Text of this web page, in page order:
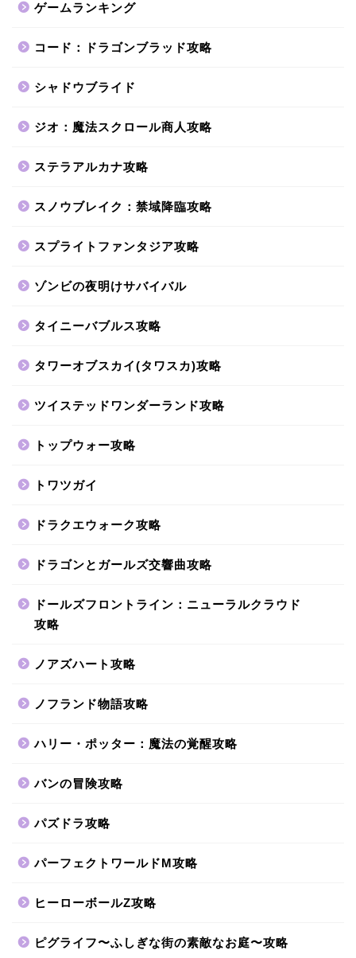
ゲームランキング
コード：ドラゴンブラッド攻略
シャドウブライド
ジオ：魔法スクロール商人攻略
ステラアルカナ攻略
スノウブレイク：禁域降臨攻略
スプライトファンタジア攻略
ゾンビの夜明けサバイバル
タイニーバブルス攻略
タワーオブスカイ(タワスカ)攻略
ツイステッドワンダーランド攻略
トップウォー攻略
トワツガイ
ドラクエウォーク攻略
ドラゴンとガールズ交響曲攻略
ドールズフロントライン：ニューラルクラウド
攻略
ノアズハート攻略
ノフランド物語攻略
ハリー・ポッター：魔法の覚醒攻略
バンの冒険攻略
パズドラ攻略
パーフェクトワールドM攻略
ヒーローボールZ攻略
ピグライフ〜ふしぎな街の素敵なお庭〜攻略